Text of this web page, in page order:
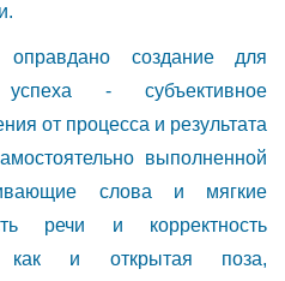
оправдано создание для
- субъективное
от процесса и результата
выполненной
слова и мягкие
речи и корректность
и открытая поза,